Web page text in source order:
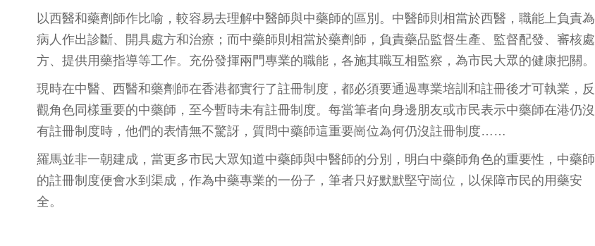
以西醫和藥劑師作比喻，較容易去理解中醫師與中藥師的區別。中醫師則相當於西醫，職能上負責為
病人作出診斷、開具處方和治療；而中藥師則相當於藥劑師，負責藥品監督生產、監督配發、審核處
方、提供用藥指導等工作。充份發揮兩門專業的職能，各施其職互相監察，為市民大眾的健康把關。
現時在中醫、西醫和藥劑師在香港都實行了註冊制度，都必須要通過專業培訓和註冊後才可執業，反
觀角色同樣重要的中藥師，至今暫時未有註冊制度。每當筆者向身邊朋友或市民表示中藥師在港仍沒
有註冊制度時，他們的表情無不驚訝，質問中藥師這重要崗位為何仍沒註冊制度……
羅馬並非一朝建成，當更多市民大眾知道中藥師與中醫師的分別，明白中藥師角色的重要性，中藥師
的註冊制度便會水到渠成，作為中藥專業的一份子，筆者只好默默堅守崗位，以保障市民的用藥安
全。